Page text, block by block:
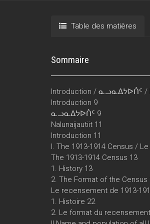
Table des matières
Sommaire
Introduction / ᓇᓗᓇᐃᔭᐅᑏᑦ /
Introduction 9
ᓇᓗᓇᐃᔭᐅᑏᑦ 9
Nalunaijautiit 11
Introduction 11
I. The 1913-1914 Census /
The 1913-1914 Census 13
1. History 13
2. The Format of the Census
Le recensement de 1913-
1. Histoire 22
2. Le format du